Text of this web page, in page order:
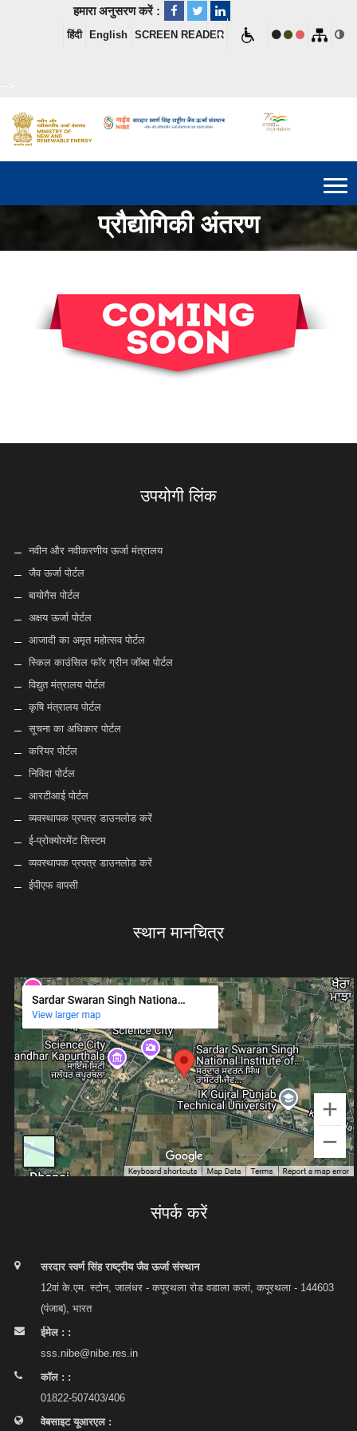
हमारा अनुसरण करें :
हिंदी English SCREEN READER
प्रौद्योगिकी अंतरण
उपयोगी लिंक
नवीन और नवीकरणीय ऊर्जा मंत्रालय
जैव ऊर्जा पोर्टल
बायोगैस पोर्टल
अक्षय ऊर्जा पोर्टल
आजादी का अमृत महोत्सव पोर्टल
स्किल काउंसिल फॉर ग्रीन जॉब्स पोर्टल
विद्युत मंत्रालय पोर्टल
कृषि मंत्रालय पोर्टल
सूचना का अधिकार पोर्टल
करियर पोर्टल
निविदा पोर्टल
आरटीआई पोर्टल
व्यवस्थापक प्रपत्र डाउनलोड करें
ई-प्रोक्योरमेंट सिस्टम
व्यवस्थापक प्रपत्र डाउनलोड करें
ईपीएफ वापसी
स्थान मानचित्र
संपर्क करें
सरदार स्वर्ण सिंह राष्ट्रीय जैव ऊर्जा संस्थान
12वां के.एम. स्टोन, जालंधर - कपूरथला रोड वडाला कलां, कपूरथला - 144603
(पंजाब), भारत
ईमेल : :
sss.nibe@nibe.res.in
कॉल : :
01822-507403/406
वेबसाइट यूआरएल :